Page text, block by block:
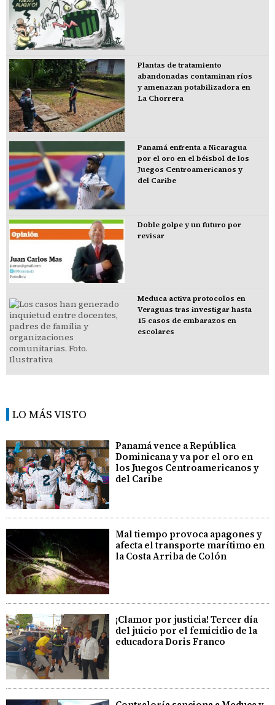
Plantas de tratamiento
abandonadas contaminan ríos
y amenazan potabilizadora en
La Chorrera
Panamá enfrenta a Nicaragua
por el oro en el béisbol de los
Juegos Centroamericanos y
del Caribe
Doble golpe y un futuro por
revisar
Meduca activa protocolos en
Veraguas tras investigar hasta
15 casos de embarazos en
escolares
LO MÁS VISTO
Panamá vence a República
Dominicana y va por el oro en
los Juegos Centroamericanos y
del Caribe
Mal tiempo provoca apagones y
afecta el transporte marítimo en
la Costa Arriba de Colón
¡Clamor por justicia! Tercer día
del juicio por el femicidio de la
educadora Doris Franco